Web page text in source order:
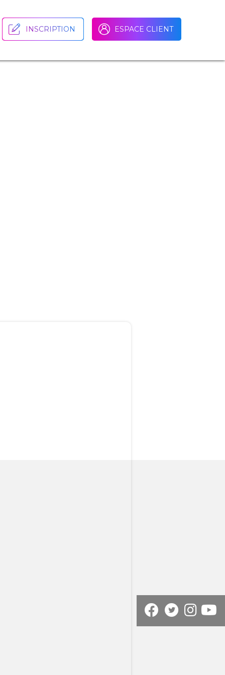
INSCRIPTION ESPACE CLIENT